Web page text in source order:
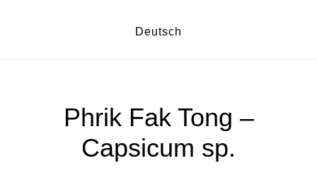
Deutsch
Phrik Fak Tong –
Capsicum sp.